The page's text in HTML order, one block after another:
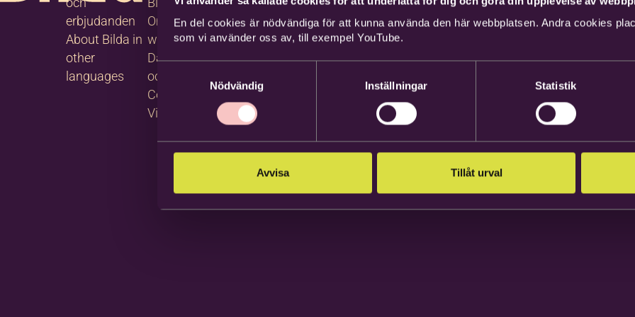
En del cookies är nödvändiga för att kunna använda den här webbplatsen. Andra cookies
som vi använder oss av, till exempel YouTube.
Nödvändig
Inställningar Statistik
Avvisa Tillåt urval
erbjudanden
About Bilda in
other
languages
Om
webbplatsen
Dataskydd
och GDPR
Cookies
Visselblåsning
Följ oss
på
Facebook
på
Instagram